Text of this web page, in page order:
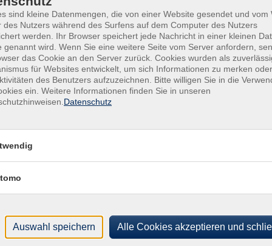
gelingender Kommunikation - Vortrag
Do .
vhs Gäufelden
sind kleine Datenmengen, die von einer Website gesendet und vom
des Nutzers während des Surfens auf dem Computer des Nutzers
werden. Ihr Browser speichert jede Nachricht in einer kleinen
genannt wird. Wenn Sie eine weitere Seite vom Server anfordern,
das Cookie an den Server zurück. Cookies wurden als
für Websites entwickelt, um sich Informationen zu merken
des Benutzers aufzuzeichnen. Bitte willigen Sie in die
ein. Weitere Informationen finden Sie in unseren
Datenschutz
Auswahl speichern Alle Cookies akzeptieren und